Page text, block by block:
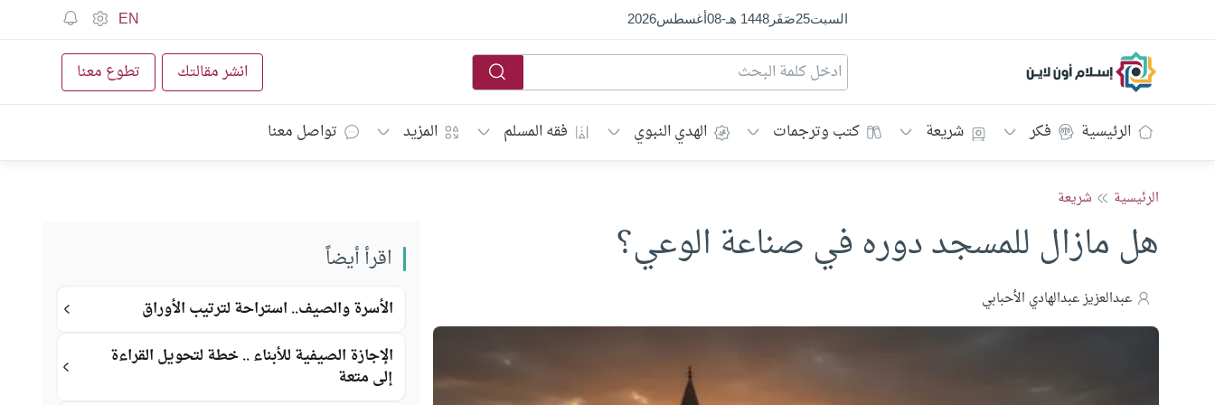
السبت25صَفَر1448 هـ -
08أغسطس2026
EN
إسلام أون لاين انشر مقالتك تطوع معنا
الرئيسية فكر شريعة كتب وترجمات الهدي النبوي فقه المسلم المزيد تواصل معنا
الرئيسية شريعة
هل مازال للمسجد دوره في صناعة الوعي؟
عبدالعزيز عبدالهادي الأحبابي
اقرأ أيضاً
الأسرة والصيف.. استراحة لترتيب الأوراق
الإجازة الصيفية للأبناء .. خطة لتحويل القراءة
إلى متعة